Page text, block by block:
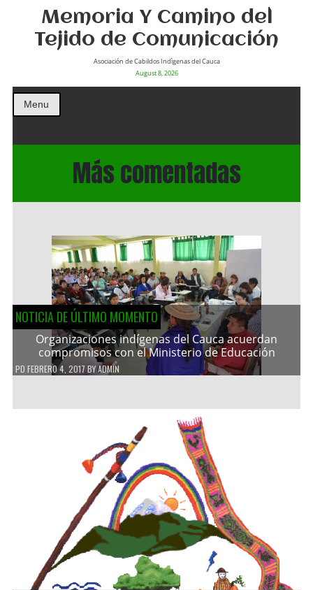
Memoria Y Camino del
Tejido de Comunicación
Asociación de Cabildos Indìgenas del Cauca
August 8, 2026
Menu
Más comentadas
NOTICIA DE ÚLTIMO MOMENTO
Organizaciones indígenas del Cauca acuerdan
compromisos con el Ministerio de Educación
PD FEBRERO 4, 2017 BYADMIN